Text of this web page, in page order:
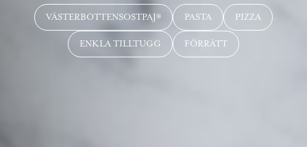
VÄSTERBOTTENSOSTPAJ® PASTA PIZZA
ENKLA TILLTUGG FÖRRÄTT